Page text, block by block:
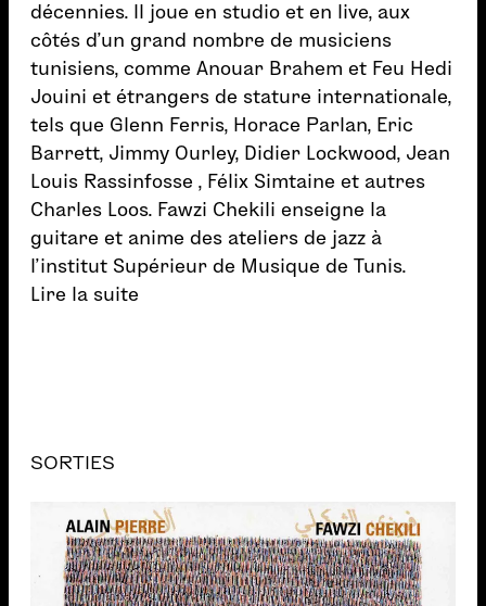
décennies. Il joue en studio et en live, aux
côtés d’un grand nombre de musiciens
tunisiens, comme Anouar Brahem et Feu Hedi
Jouini et étrangers de stature internationale,
tels que Glenn Ferris, Horace Parlan, Eric
Barrett, Jimmy Ourley, Didier Lockwood, Jean
Louis Rassinfosse , Félix Simtaine et autres
Charles Loos. Fawzi Chekili enseigne la
guitare et anime des ateliers de jazz à
l’institut Supérieur de Musique de Tunis.
Lire la suite
SORTIES